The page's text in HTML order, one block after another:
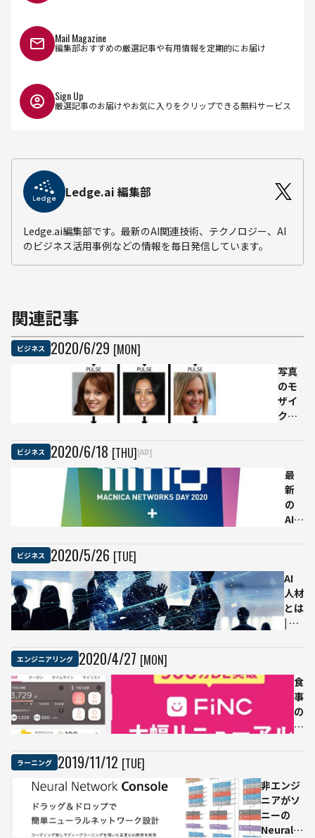
Mail Magazine
編集部おすすめの厳選記事や有用情報を定期的にお届け
Sign Up
厳選記事のお届けやお気に入りをクリップできる無料サービス
Ledge.ai 編集部
Ledge.ai編集部です。最新のAI関連技術、テクノロジー、AI
のビジネス活用事例などの情報を毎日発信しています。
関連記事
ビジネス 2020/6/29 [MON]
写真
のモ
ザイ
クを
ぼ”復
元さ
せる
AIが
ビジネス 2020/6/18 [THU][AD]
最
新
の
AI・
動
向
が
集
ニ
カ
カ
レ
ン
ス
7/2
ビジネス 2020/5/26 [TUE]
AI
人材
とは
| そ
され
てい
る背
景、
必要
なス
キル
を紹
エンジニアリング 2020/4/27 [MON]
食
事
の
写
マ
ホ
撮
ラーニング 2019/11/12 [TUE]
非エンジ
ニアがソ
ニーの
Neural